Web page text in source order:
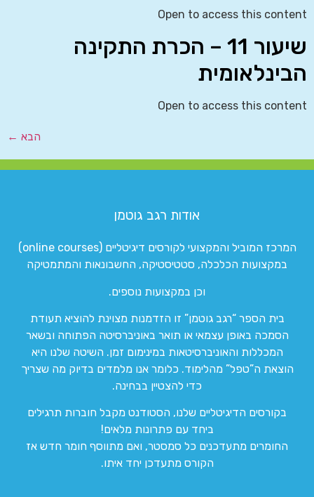
Open to access this content
שיעור 11 – הכרת התקינה
הבינלאומית
Open to access this content
הבא ←
אודות רגב גוטמן
המרכז המוביל והמקצועי לקורסים דיגיטליים (online courses)
במקצועות הכלכלה, סטטיסטיקה, החשבונאות והמתמטיקה
וכן במקצועות נוספים.
בית הספר “רגב גוטמן” זו הזדמנות מצוינת להוציא תעודת
הסמכה באופן עצמאי או תואר באוניברסיטה הפתוחה ובשאר
המכללות והאוניברסיטאות במינימום זמן. השיטה שלנו היא
הוצאת ה”טפל” מהלימוד. כלומר אנו מלמדים בדיוק מה שצריך
כדי להצטיין בבחינה.
בקורסים הדיגיטליים שלנו, הסטודנט מקבל חוברות תרגילים
ביחד עם פתרונות מלאים!
החומרים מתעדכנים כל סמסטר, ואם מתווסף חומר חדש אז
הקורס מתעדכן יחד איתו.